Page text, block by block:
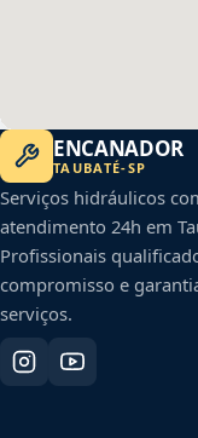
ENCANADOR
TAUBATÉ-SP
Serviços hidráulicos
atendimento 24h em
Profissionais
compromisso e
serviços.